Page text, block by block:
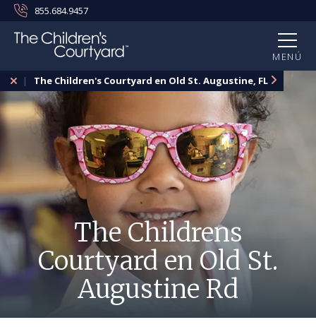
855.684.9457
MENÚ
The Children's Courtyard en Old St. Augustine, FL
The Childrens
Courtyard en Old St.
Augustine Rd